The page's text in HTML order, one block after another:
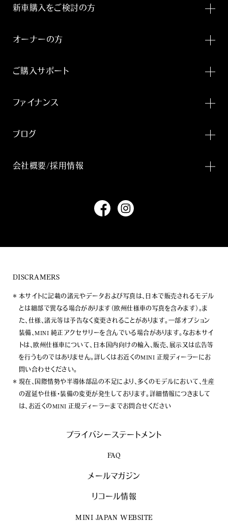
新車購入をご検討の方
オーナーの方
ご購入サポート
ファイナンス
ブログ
会社概要/採用情報
DISCRAMERS
本サイトに記載の諸元やデータおよび写真は、日本で販売されるモデル
とは細部で異なる場合があります（欧州仕様車の写真を含みます）。ま
た、仕様、諸元等は予告なく変更されることがあります。一部オプション
装備、MINI 純正アクセサリーを含んでいる場合があります。なお本サイ
トは、欧州仕様車について、日本国内向けの輸入、販売、展示又は広告等
を行うものではありません。詳しくはお近くのMINI 正規ディーラーにお
問い合わせください。
現在、国際情勢や半導体部品の不足により、多くのモデルにおいて、生産
の遅延や仕様・装備の変更が発生しております。詳細情報につきまして
は、お近くのMINI 正規ディーラーまでお問合せください
プライバシーステートメント
FAQ
メールマガジン
リコール情報
MINI JAPAN WEBSITE